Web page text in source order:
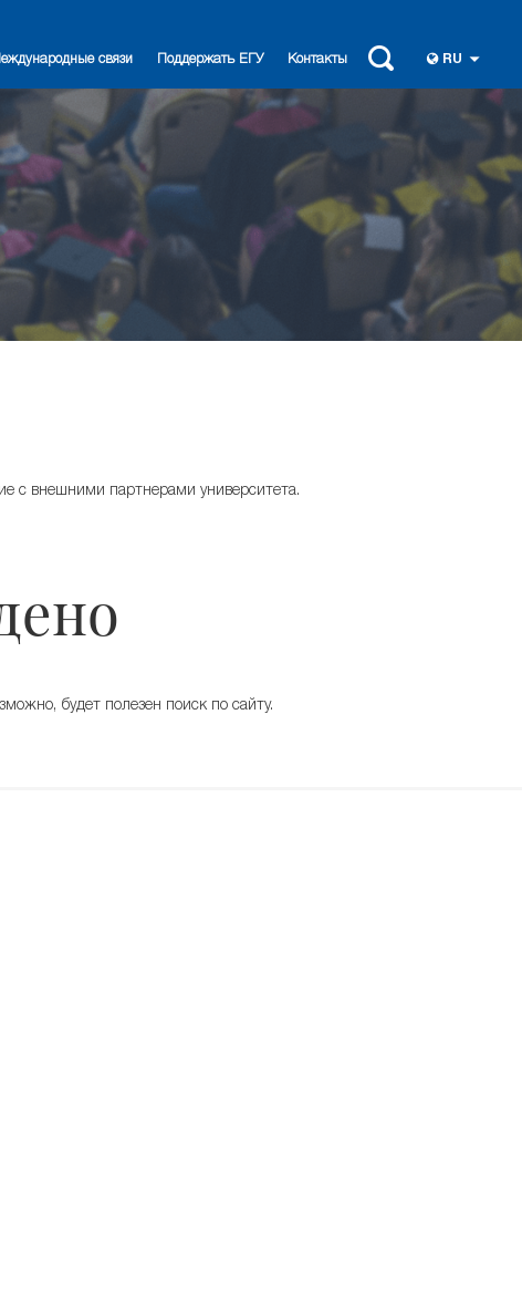
связи Поддержать ЕГУ Контакты RU
с внешними партнерами университета.
будет полезен поиск по сайту.